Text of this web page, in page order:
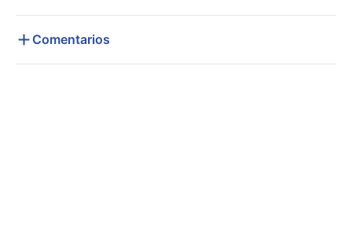
Comentarios